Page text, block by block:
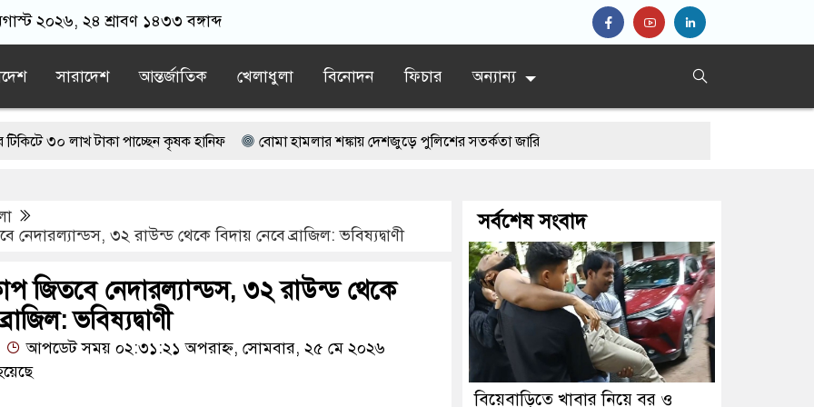
২০২৬, ২৪ শ্রাবণ ১৪৩৩ বঙ্গাব্দ
সারাদেশ আন্তর্জাতিক খেলাধুলা বিনোদন ফিচার অন্যান্য
লাখ টাকা পাচ্ছেন কৃষক হানিফ বোমা হামলার শঙ্কায় দেশজুড়ে পুলিশের সতর্কতা জারি
বহিষ্কাকৃত গাজী নজরুলের ১২ অনুসারী
নেদারল্যান্ডস, ৩২ রাউন্ড থেকে বিদায় নেবে ব্রাজিল: ভবিষ্যদ্বাণী
জিতবে নেদারল্যান্ডস, ৩২ রাউন্ড থেকে
ভবিষ্যদ্বাণী
আপডেট সময় ০২:৩১:২১ অপরাহ্ন, সোমবার, ২৫ মে ২০২৬
সর্বশেষ সংবাদ
বিয়েবাড়িতে খাবার নিয়ে বর ও